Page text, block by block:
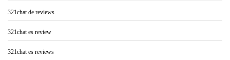
321chat de reviews
321chat es review
321chat es reviews